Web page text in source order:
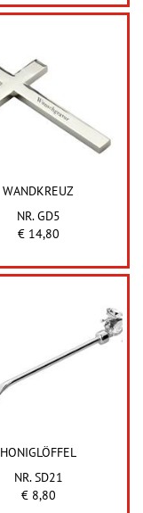
WANDKREUZ
NR. GD5
€ 14,80
HONIGLÖFFEL
NR. SD21
€ 8,80